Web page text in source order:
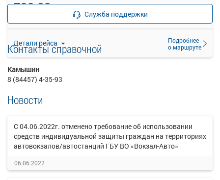
Детали рейса
Подробнее
о маршруте
732.88 Служба поддержки
Контакты справочной
Камышин
8 (84457) 4-35-93
Новости
С 04.06.2022г. отменено требование об использовании
средств индивидуальной защиты граждан на территориях
автовокзалов/автостанций ГБУ ВО «Вокзал-Авто»
06.06.2022